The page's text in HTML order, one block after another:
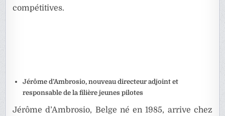
compétitives.
Jérôme d’Ambrosio, nouveau directeur adjoint et
responsable de la filière jeunes pilotes
Jérôme d’Ambrosio, Belge né en 1985, arrive chez